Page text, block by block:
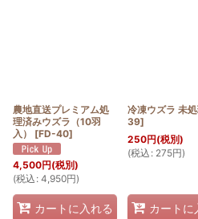
農地直送プレミアム処
理済みウズラ（10羽
入）
[FD-40]
4,500円(税別)
(税込 : 4,950円)
カートに入れる
冷凍ウズラ 未
39]
250円(税別)
(税込 : 275円)
カートに